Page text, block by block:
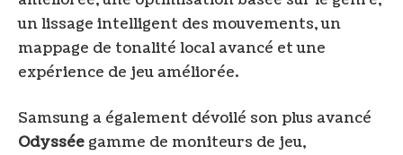
un lissage intelligent des mouvements, un
mappage de tonalité local avancé et une
expérience de jeu améliorée.
Samsung a également dévoilé son plus avancé
Odyssée gamme de moniteurs de jeu,